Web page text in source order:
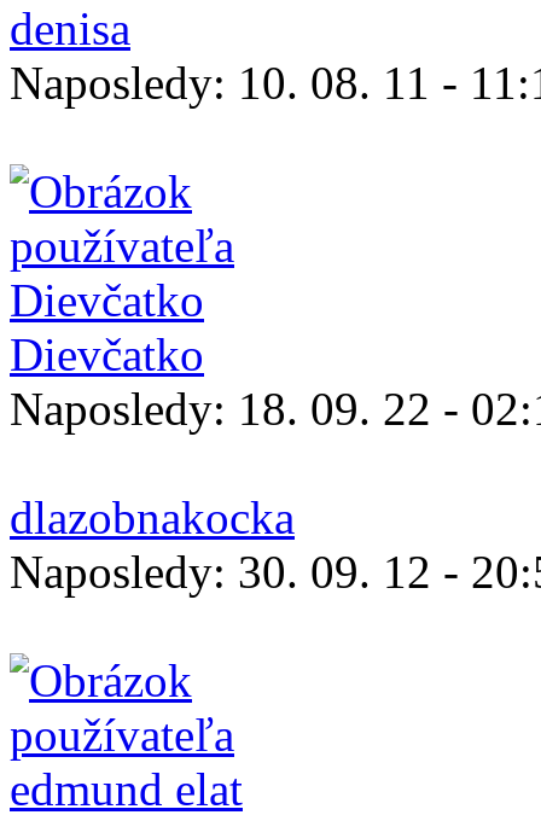
denisa
Naposledy: 10. 08. 11 -
Dievčatko
Naposledy: 18. 09. 22 -
dlazobnakocka
Naposledy: 30. 09. 12 -